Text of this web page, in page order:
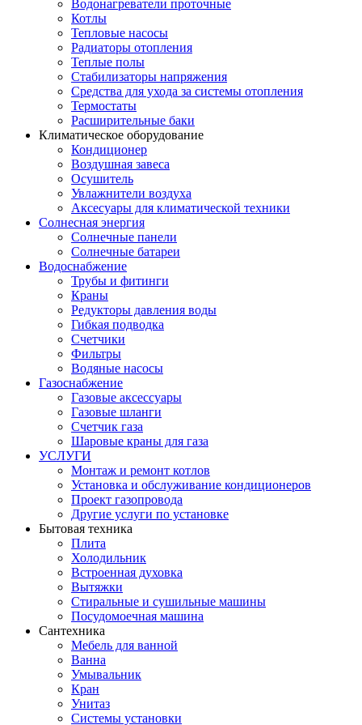
Водонагреватели проточные
Котлы
Тепловые насосы
Радиаторы отопления
Теплые полы
Стабилизаторы напряжения
Средства для ухода за системы отопления
Термостаты
Расширительные баки
Климатическое оборудование
Кондиционер
Воздушная завеса
Осушитель
Увлажнители воздуха
Аксесуары для климатической техники
Солнесная энергия
Cолнечные панели
Солнечные батареи
Водоснабжение
Трубы и фитинги
Краны
Редукторы давления воды
Гибкая подводка
Счетчики
Фильтры
Водяные насосы
Газоснабжение
Газовые аксессуары
Газовые шланги
Счетчик газа
Шаровые краны для газа
УСЛУГИ
Монтаж и ремонт котлов
Установка и обслуживание кондиционеров
Проект газопровода
Другие услуги по установке
Бытовая техника
Плита
Холодильник
Встроенная духовка
Вытяжки
Стиральные и сушильные машины
Посудомоечная машина
Сантехника
Мебель для ванной
Ванна
Умывальник
Кран
Унитаз
Системы установки